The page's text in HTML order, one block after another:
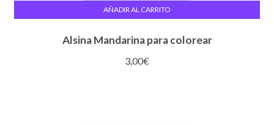
Alsina Mandarina para colorear
3,00€
AÑADIR AL CARRITO